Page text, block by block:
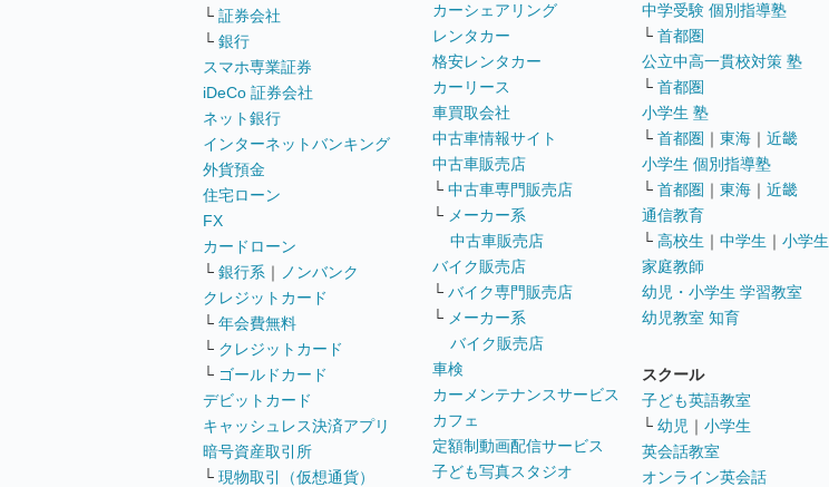
└ 証券会社
└ 銀行
スマホ専業証券
iDeCo 証券会社
ネット銀行
インターネットバンキング
外貨預金
住宅ローン
FX
カードローン
└ 銀行系 ｜
ノンバンク
クレジットカード
└ 年会費無料
└ クレジットカード
└ ゴールドカード
デビットカード
キャッシュレス決済アプリ
暗号資産取引所
└ 現物取引（仮想通貨）
カーシェアリング
レンタカー
格安レンタカー
カーリース
車買取会社
中古車情報サイト
中古車販売店
└ 中古車専門販売店
└ メーカー系
中古車販売店
バイク販売店
└ バイク専門販売店
└ メーカー系
バイク販売店
車検
カーメンテナンスサービス
カフェ
定額制動画配信サービス
子ども写真スタジオ
中学受験 個別指導塾
└ 首都圏
公立中高一貫校対策 塾
└ 首都圏
小学生 塾
└ 首都圏 ｜ 東海 ｜ 近畿
小学生 個別指導塾
└ 首都圏 ｜ 東海 ｜ 近畿
通信教育
└ 高校生 ｜ 中学生 ｜ 小学生
家庭教師
幼児・小学生 学習教室
幼児教室 知育
スクール
子ども英語教室
└ 幼児 ｜ 小学生
英会話教室
オンライン英会話